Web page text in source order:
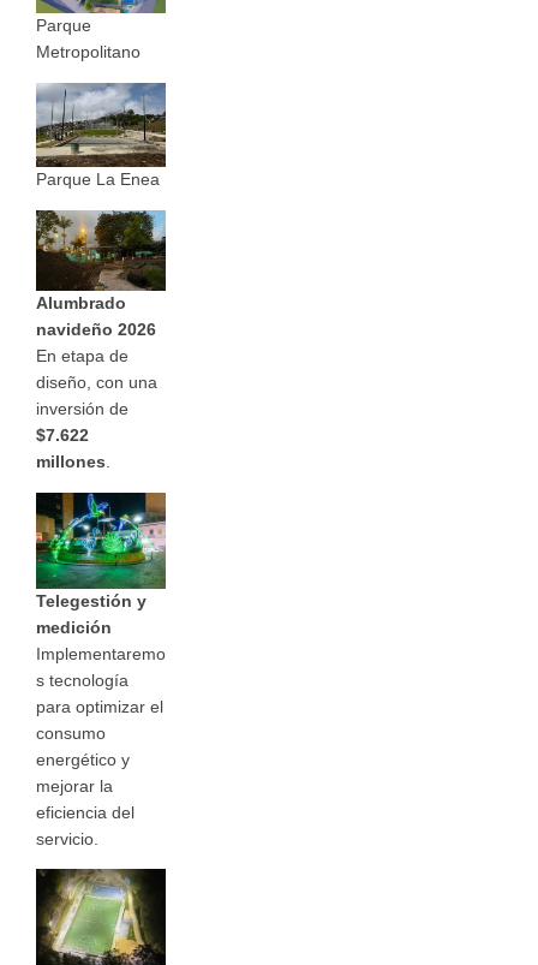
Parque
Metropolitano
Parque La Enea
Alumbrado
navideño 2026
En etapa de
diseño, con una
inversión de
$7.622
millones.
Telegestión y
medición
Implementaremo
s tecnología
para optimizar el
consumo
energético y
mejorar la
eficiencia del
servicio.